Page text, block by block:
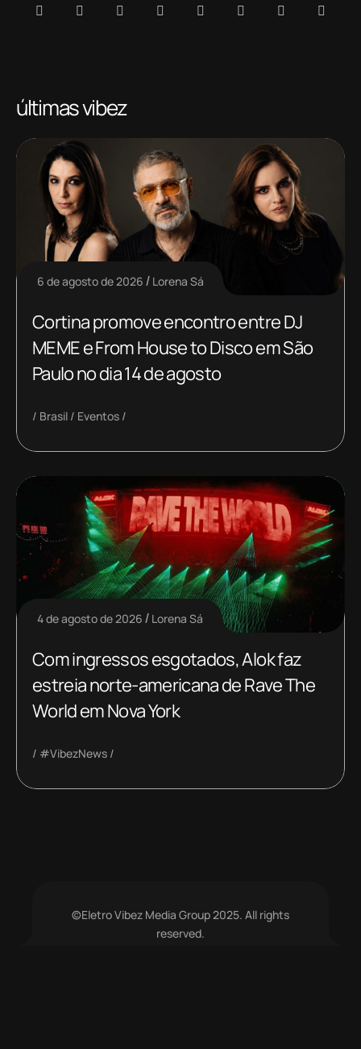
últimas vibez
6 de agosto de 2026 Lorena Sá
Cortina promove encontro entre DJ
MEME e From House to Disco em São
Paulo no dia 14 de agosto
Brasil Eventos
4 de agosto de 2026 Lorena Sá
Com ingressos esgotados, Alok faz
estreia norte-americana de Rave The
World em Nova York
#VibezNews
©Eletro Vibez Media Group 2025. All rights
reserved.